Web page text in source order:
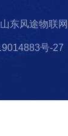
东风途物联
号-27